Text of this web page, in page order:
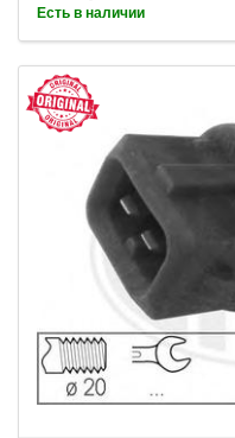
Есть в наличии